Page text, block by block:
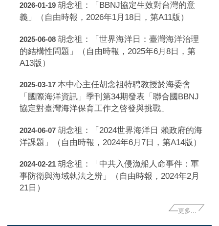
2026-01-19 胡念祖：「BBNJ協定生效對台灣的意
義」（自由時報，2026年1月18日，第A11版）
2025-06-08 胡念祖：「世界海洋日：臺灣海洋治理
的結構性問題」（自由時報，2025年6月8日，第
A13版）
2025-03-17 本中心主任胡念祖特聘教授於海委會
「國際海洋資訊」季刊第34期發表「聯合國BBNJ
協定對臺灣海洋保育工作之啓發與挑戰」
2024-06-07 胡念祖：「2024世界海洋日 賴政府的海
洋課題」（自由時報，2024年6月7日，第A14版）
2024-02-21 胡念祖：「中共入侵漁船人命事件：軍
事防衛與海域執法之辨」（自由時報，2024年2月
21日）
更多...